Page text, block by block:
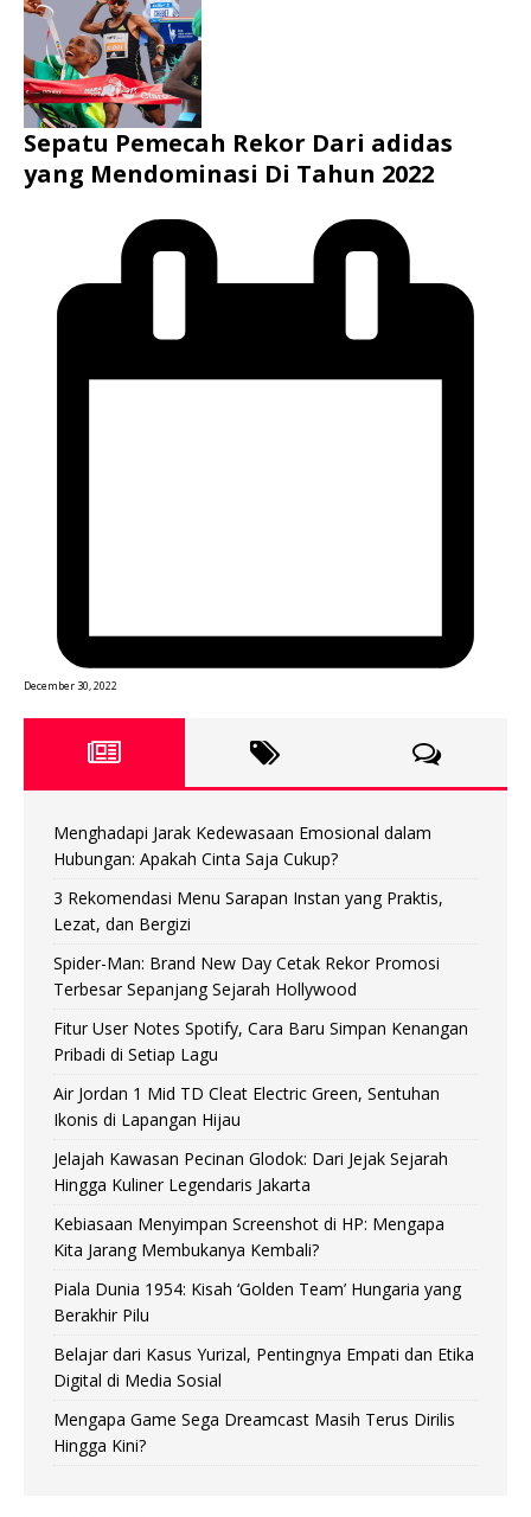
Sepatu Pemecah Rekor Dari adidas
yang Mendominasi Di Tahun 2022
December 30, 2022
Menghadapi Jarak Kedewasaan Emosional dalam
Hubungan: Apakah Cinta Saja Cukup?
3 Rekomendasi Menu Sarapan Instan yang Praktis,
Lezat, dan Bergizi
Spider-Man: Brand New Day Cetak Rekor Promosi
Terbesar Sepanjang Sejarah Hollywood
Fitur User Notes Spotify, Cara Baru Simpan Kenangan
Pribadi di Setiap Lagu
Air Jordan 1 Mid TD Cleat Electric Green, Sentuhan
Ikonis di Lapangan Hijau
Jelajah Kawasan Pecinan Glodok: Dari Jejak Sejarah
Hingga Kuliner Legendaris Jakarta
Kebiasaan Menyimpan Screenshot di HP: Mengapa
Kita Jarang Membukanya Kembali?
Piala Dunia 1954: Kisah ‘Golden Team’ Hungaria yang
Berakhir Pilu
Belajar dari Kasus Yurizal, Pentingnya Empati dan Etika
Digital di Media Sosial
Mengapa Game Sega Dreamcast Masih Terus Dirilis
Hingga Kini?